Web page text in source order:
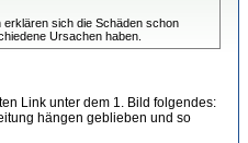
erklären sich die Schäden schon
Ursachen haben.
Link unter dem 1. Bild folgendes:
hängen geblieben und so